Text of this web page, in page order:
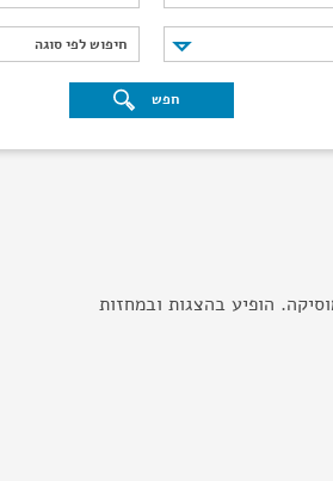
חיפוש לפי סוגה
חיפוש לפי סוגה
חפש
הופיע בהצגות ובמחזות